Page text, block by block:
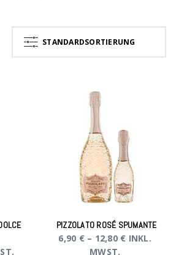
STANDARDSORTIERUNG
PIZZOLATO ROSÉ SPUMANTE
6,90 € – 12,80 € INKL.
MWST.